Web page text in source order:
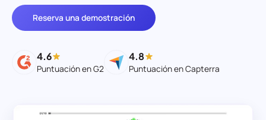
Reserva una demostración
4.6
Puntuación en G2
4.8
Puntuación en Capterra